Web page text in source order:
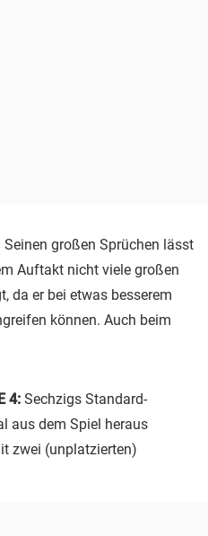
Seinen großen Sprüchen lässt
Auftakt nicht viele großen
da er bei etwas besserem
können. Auch beim
4: Sechzigs Standard-
aus dem Spiel heraus
zwei (unplatzierten)